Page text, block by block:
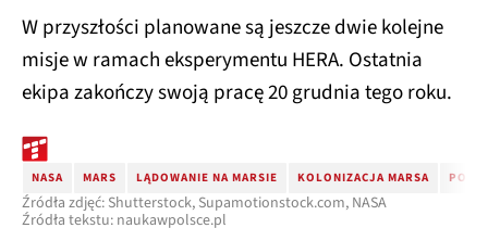
W przyszłości planowane są jeszcze dwie kolejne
misje w ramach eksperymentu HERA. Ostatnia
ekipa zakończy swoją pracę 20 grudnia tego roku.
NASA MARS LĄDOWANIE NA MARSIE KOLONIZACJA MARSA
Źródła zdjęć: Shutterstock, Supamotionstock.com, NASA
Źródła tekstu: naukawpolsce.pl